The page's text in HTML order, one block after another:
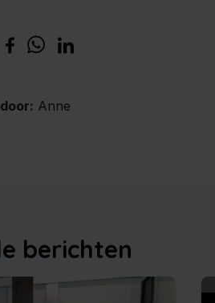
Anne
berichten